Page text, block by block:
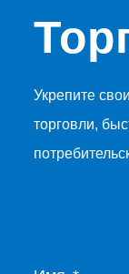
Укрепите
торговли,